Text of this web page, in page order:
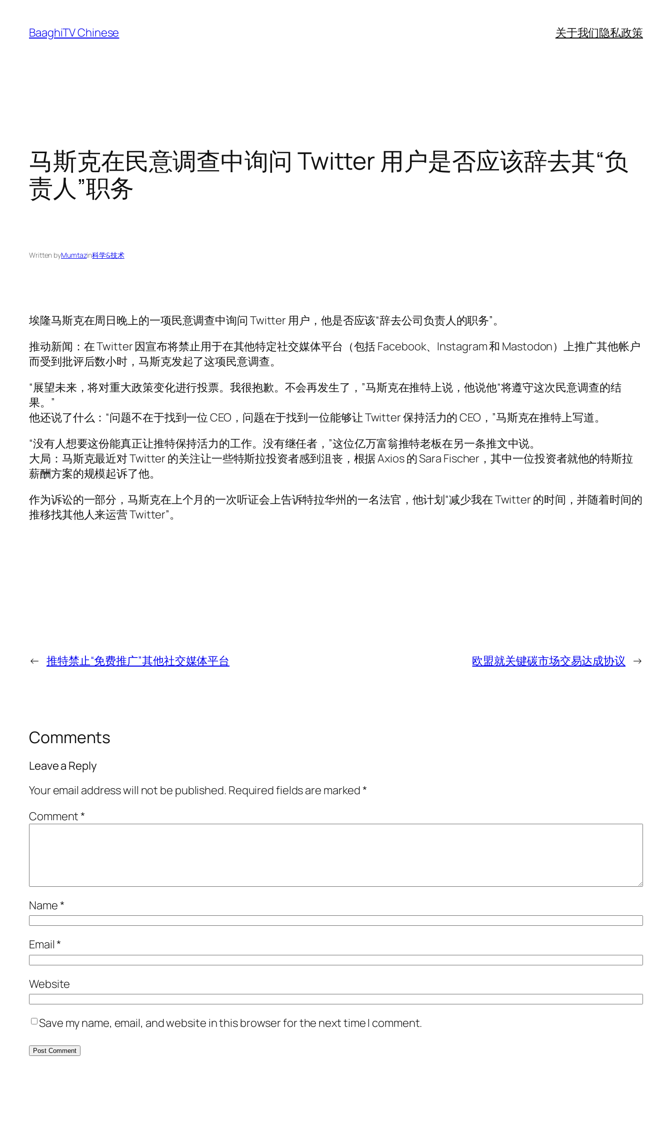
content
BaaghiTV Chinese 关于我们隐私政策
马斯克在民意调查中询问 Twitter 用户是否应该辞去其“负
责人”职务
Written byMumtazin科学&技术
埃隆马斯克在周日晚上的一项民意调查中询问 Twitter 用户，他是否应该“辞去公司负责人的职务”。
推动新闻：在 Twitter 因宣布将禁止用于在其他特定社交媒体平台（包括 Facebook、Instagram 和 Mastodon）上推广其他帐户
而受到批评后数小时，马斯克发起了这项民意调查。
“展望未来，将对重大政策变化进行投票。我很抱歉。不会再发生了，”马斯克在推特上说，他说他“将遵守这次民意调查的结
果。”
他还说了什么：“问题不在于找到一位 CEO，问题在于找到一位能够让 Twitter 保持活力的 CEO，”马斯克在推特上写道。
“没有人想要这份能真正让推特保持活力的工作。没有继任者，”这位亿万富翁推特老板在另一条推文中说。
大局：马斯克最近对 Twitter 的关注让一些特斯拉投资者感到沮丧，根据 Axios 的 Sara Fischer，其中一位投资者就他的特斯拉
薪酬方案的规模起诉了他。
作为诉讼的一部分，马斯克在上个月的一次听证会上告​​诉特拉华州的一名法官，他计划“减少我在 Twitter 的时间，并随着时间的
推移找其他人来运营 Twitter”。
← 推特禁止“免费推广”其他社交媒体平台 欧盟就关键碳市场交易达成协议 →
Comments
Leave a Reply
Your email address will not be published. Required fields are marked*
Comment*
Name*
Email*
Website
Save my name, email, and website in this browser for the next time I comment.